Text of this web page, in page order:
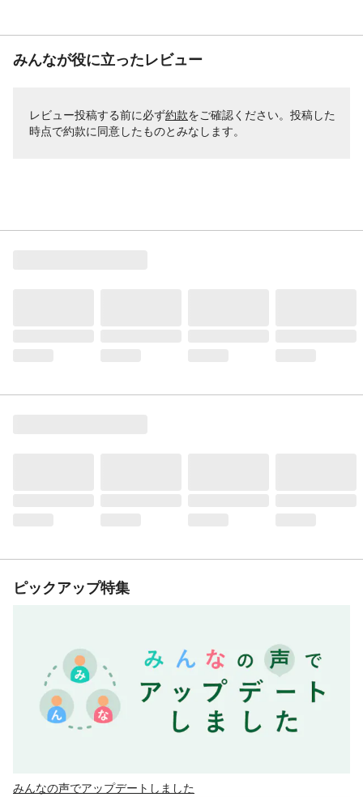
みんなが役に立ったレビュー
レビュー投稿する前に必ず約款をご確認ください。投稿した
時点で約款に同意したものとみなします。
ピックアップ特集
みんなの声でアップデートしました